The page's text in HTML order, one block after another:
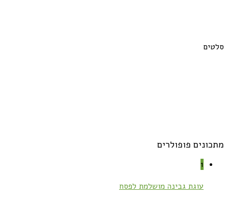
סלטים
מתכונים פופולרים
1
עוגת גבינה מושלמת לפסח